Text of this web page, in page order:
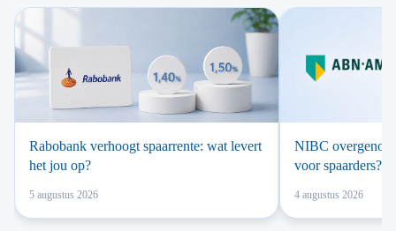
Rabobank verhoogt spaarrente: wat levert
het jou op?
5 augustus 2026
NIBC
voor spaarders?
4 augustus 2026